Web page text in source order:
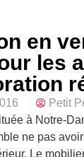
en
les
Petit
à Notre-
ne pas
Le